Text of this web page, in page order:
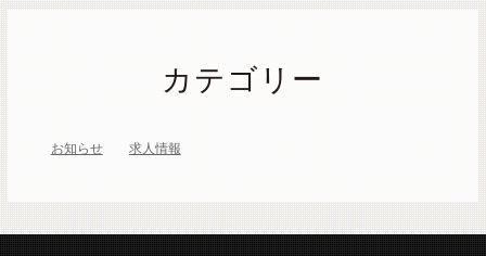
カテゴリー
お知らせ 求人情報